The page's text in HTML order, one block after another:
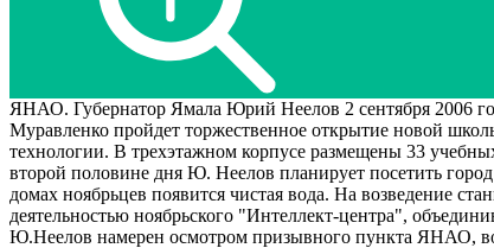
ЯНАО. Губернатор Ямала Юрий Неелов 2 сентября 2006
Муравленко пройдет торжественное открытие новой
технологии. В трехэтажном корпусе размещены 33
второй половине дня Ю. Неелов планирует посетить
домах ноябрьцев появится чистая вода. На возведение
деятельностью ноябрьского "Интеллект-центра",
Ю.Неелов намерен осмотром призывного пункта ЯНАО,